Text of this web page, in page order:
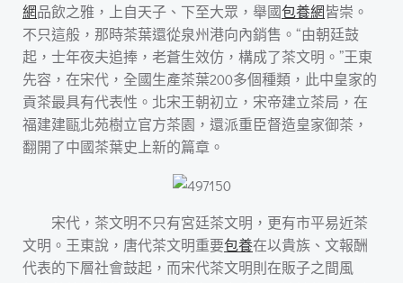
網品飲之雅，上自天子、下至大眾，舉國包養網皆崇。
不只這般，那時茶葉還從泉州港向內銷售。“由朝廷鼓
起，士年夜夫追捧，老蒼生效仿，構成了茶文明。”王東
先容，在宋代，全國生產茶葉200多個種類，此中皇家的
貢茶最具有代表性。北宋王朝初立，宋帝建立茶局，在
福建建甌北苑樹立官方茶園，還派重臣督造皇家御茶，
翻開了中國茶葉史上新的篇章。
宋代，茶文明不只有宮廷茶文明，更有市平易近茶
文明。王東說，唐代茶文明重要包養在以貴族、文報酬
代表的下層社會鼓起，而宋代茶文明則在販子之間風